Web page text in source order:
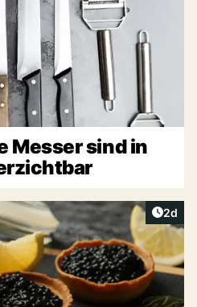
Messer sind in
2d